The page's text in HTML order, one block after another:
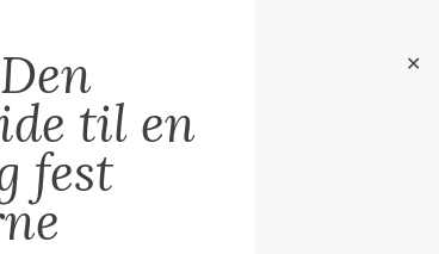
✕
til en
fest